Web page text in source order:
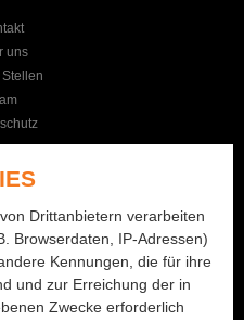
uns
19
01 77
Drittanbietern verarbeiten
Browserdaten, IP-Adressen)
Kennungen, die für ihre
und zur Erreichung der in
Zwecke erforderlich